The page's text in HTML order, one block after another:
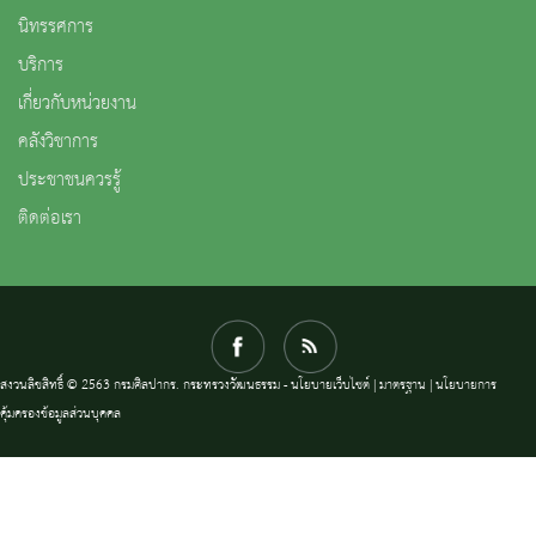
นิทรรศการ
บริการ
เกี่ยวกับหน่วยงาน
คลังวิชาการ
ประชาชนควรรู้
ติดต่อเรา
สงวนลิขสิทธิ์ © 2563 กรมศิลปากร. กระทรวงวัฒนธรรม -นโยบายเว็บไซต์|มาตรฐาน |นโยบายการ
คุ้มครองข้อมูลส่วนบุคคล